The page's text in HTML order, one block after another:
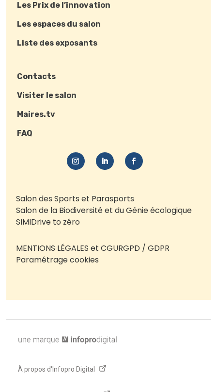
Les Prix de l’innovation
Les espaces du salon
Liste des exposants
Contacts
Visiter le salon
Maires.tv
FAQ
Salon des Sports et Parasports
Salon de la Biodiversité et du Génie écologique
SIMIDrive to zéro
MENTIONS LÉGALES et CGURGPD / GDPR
Paramétrage cookies